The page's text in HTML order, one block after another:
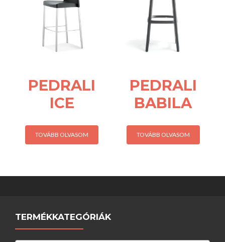
PEDRALI
ICE
TOVÁBB OLVASOM
PEDRALI
BABILA
TOVÁBB OLVASOM
TERMÉKKATEGÓRIÁK